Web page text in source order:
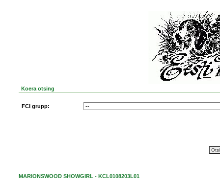
Koera otsing
FCI grupp:
MARIONSWOOD SHOWGIRL - KCL0108203L01